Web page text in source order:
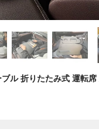
ル 折りたたみ式 運転席 助